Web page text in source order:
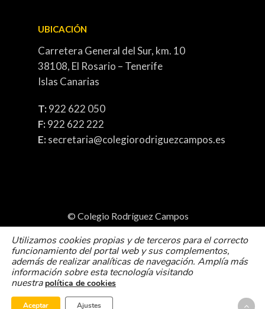
UBICACIÓN
Carretera General del Sur, km. 10
38108, El Rosario – Tenerife
Islas Canarias
T:922 622 050
F:922 622 222
E:secretaria@colegiorodriguezcampos.es
© Colegio Rodríguez Campos
Política de cookies
Politica de Privacidad
Aviso Legal
Utilizamos cookies propias y de terceros para el correcto
funcionamiento del portal web y sus complementos,
además de realizar analíticas de navegación. Amplía más
información sobre esta tecnología visitando
nuestra política de cookies
Aceptar Ajustes